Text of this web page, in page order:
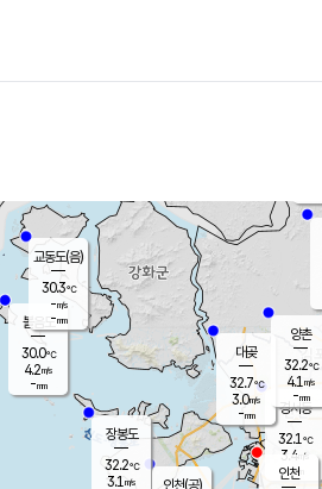
볼음도
30.0℃
4.2m/s
-mm
장봉도
32.2℃
3.1 m/s
경서동
32.1℃
3.4 m/s
-mm
대곶
32.7℃
3.0m/s
-mm
양촌
32.2℃
4.1 m/s
-mm
인천(공)
교동도(음)
30.3℃
-m/s
-mm
인천